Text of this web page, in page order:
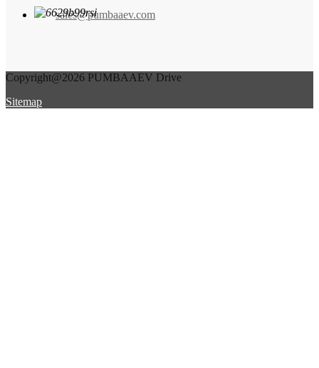
sales@pumbaaev.com
Copyright@2026 PUMBAAEV Drive
Sitemap